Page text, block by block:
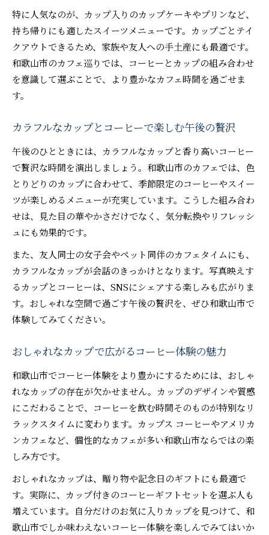
特に人気なのが、カップ入りのカップケーキやプリンなど、
持ち帰りにも適したスイーツメニューです。カップごとテイ
クアウトできるため、家族や友人への手土産にも最適です。
和歌山市のカフェ巡りでは、コーヒーとカップの組み合わせ
を意識して選ぶことで、より豊かなカフェ時間を過ごせま
す。
カラフルなカップとコーヒーで楽しむ午後の贅沢
午後のひとときには、カラフルなカップと香り高いコーヒー
で贅沢な時間を演出しましょう。和歌山市のカフェでは、色
とりどりのカップに合わせて、季節限定のコーヒーやスイー
ツが楽しめるメニューが充実しています。こうした組み合わ
せは、見た目の華やかさだけでなく、気分転換やリフレッシ
ュにも効果的です。
また、友人同士の女子会やペット同伴のカフェタイムにも、
カラフルなカップが会話のきっかけとなります。写真映えす
るカップとコーヒーは、SNSにシェアする楽しみも広がりま
す。おしゃれな空間で過ごす午後の贅沢を、ぜひ和歌山市で
体験してみてください。
おしゃれなカップで広がるコーヒー体験の魅力
和歌山市でコーヒー体験をより豊かにするためには、おしゃ
れなカップの存在が欠かせません。カップのデザインや質感
にこだわることで、コーヒーを飲む時間そのものが特別なリ
ラックスタイムに変わります。カップス コーヒーやアメリカ
ンカフェなど、個性的なカフェが多い和歌山市ならではの楽
しみ方です。
おしゃれなカップは、贈り物や記念日のギフトにも最適で
す。実際に、カップ付きのコーヒーギフトセットを選ぶ人も
増えています。自分だけのお気に入りカップを見つけて、和
歌山市でしか味わえないコーヒー体験を楽しんでみてはいか